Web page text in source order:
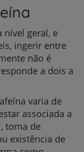
nível geral, e
ingerir entre
não é
a dois a
varia de
associada a
toma de
existência de